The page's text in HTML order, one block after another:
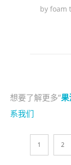
by foam
想要了解更多“果
系我们
1 2